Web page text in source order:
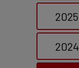
2025
2024